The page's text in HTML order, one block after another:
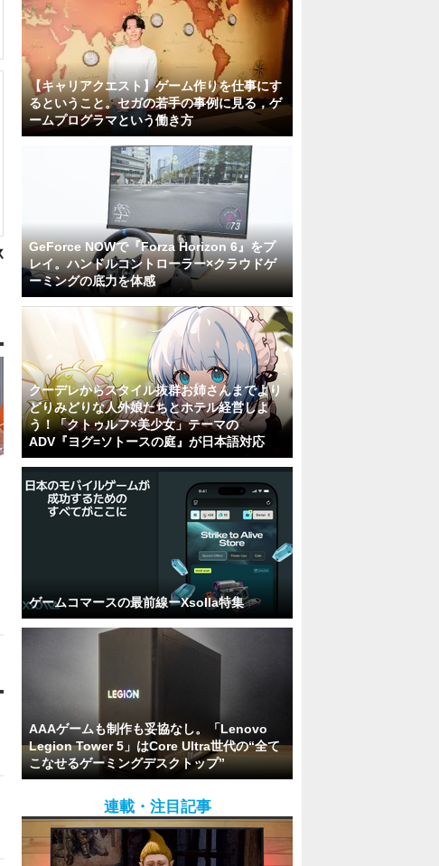
【キャリアクエスト】ゲーム作りを仕事にす
るということ。セガの若手の事例に見る，ゲ
ームプログラマという働き方
GeForce NOWで『Forza Horizon 6』をプ
レイ。ハンドルコントローラー×クラウドゲ
ーミングの底力を体感
クーデレからスタイル抜群お姉さんまでより
どりみどりな人外娘たちとホテル経営しよ
う！「クトゥルフ×美少女」テーマの
ADV『ヨグ=ソトースの庭』が日本語対応
ゲームコマースの最前線ーXsolla特集
AAAゲームも制作も妥協なし。「Lenovo
Legion Tower 5」はCore Ultra世代の“全て
こなせるゲーミングデスクトップ”
連載・注目記事